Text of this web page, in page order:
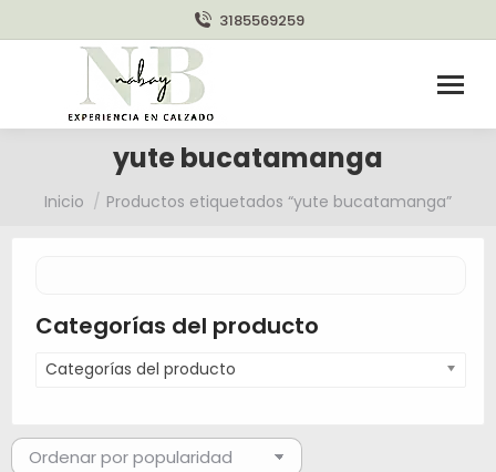
3185569259
yute bucatamanga
Estás aquí:
Inicio Productos etiquetados “yute bucatamanga”
Categorías del producto
Categorías del producto